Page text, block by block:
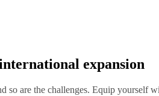
expansion
are the challenges. Equip yourself